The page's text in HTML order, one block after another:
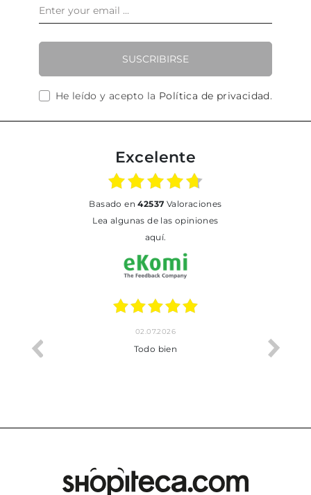
SUSCRIBIRSE
He leído y acepto la Política de privacidad.
Excelente
basado en42537 Valoraciones
Lea algunas de las opiniones
aquí.
02.07.2026
Todo bien